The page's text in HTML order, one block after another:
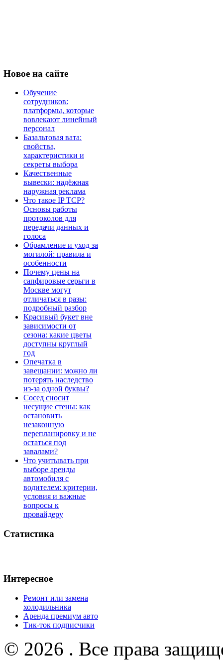
Новое на сайте
Обучение
сотрудников:
платформы, которые
вовлекают линейный
персонал
Базальтовая вата:
свойства,
характеристики и
секреты выбора
Качественные
вывески: надёжная
наружная реклама
Что такое IP TCP?
Основы работы
протоколов для
передачи данных и
голоса
Обрамление и уход за
могилой: правила и
особенности
Почему цены на
сапфировые серьги в
Москве могут
отличаться в разы:
подробный разбор
Красивый букет вне
зависимости от
сезона: какие цветы
доступны круглый
год
Опечатка в
завещании: можно ли
потерять наследство
из-за одной буквы?
Сосед сносит
несущие стены: как
остановить
незаконную
перепланировку и не
остаться под
завалами?
Что учитывать при
выборе аренды
автомобиля с
водителем: критерии,
условия и важные
вопросы к
провайдеру
Статистика
Интересное
Ремонт или замена
холодильника
Аренда премиум авто
Тик-ток подписчики
© 2026 . Все права